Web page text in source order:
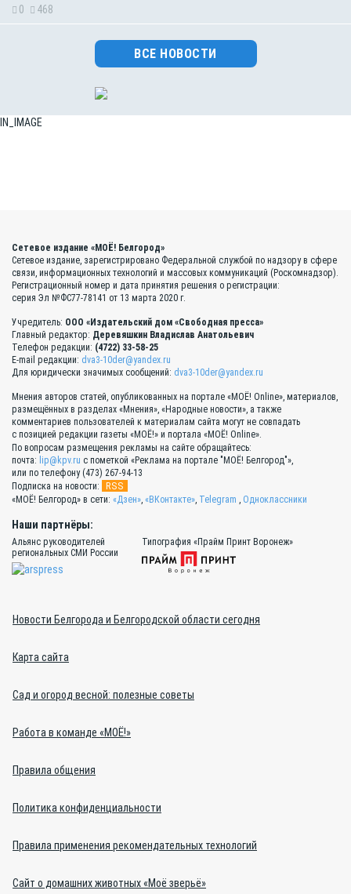
0 468
ВСЕ НОВОСТИ
IN_IMAGE
Сетевое издание «МОЁ! Белгород»
Сетевое издание, зарегистрировано Федеральной службой по надзору в сфере
связи, информационных технологий и массовых коммуникаций (Роскомнадзор).
Регистрационный номер и дата принятия решения о регистрации:
серия Эл №ФС77-78141 от 13 марта 2020 г.
Учредитель: ООО «Издательский дом «Свободная пресса»
Главный редактор: Деревяшкин Владислав Анатольевич
Телефон редакции: (4722) 33-58-25
E-mail редакции: dva3-10der@yandex.ru
Для юридически значимых сообщений: dva3-10der@yandex.ru
Мнения авторов статей, опубликованных на портале «МОЁ! Online», материалов,
размещённых в разделах «Мнения», «Народные новости», а также
комментариев пользователей к материалам сайта могут не совпадать
с позицией редакции газеты «МОЁ!» и портала «МОЁ! Online».
По вопросам размещения рекламы на сайте обращайтесь:
почта: lip@kpv.ru с пометкой «Реклама на портале "МОЁ! Белгород"»,
или по телефону (473) 267-94-13
Подписка на новости:
RSS
«МОЁ! Белгород» в сети: «Дзен», «ВКонтакте», Telegram , Одноклассники
Наши партнёры:
Альянс руководителей
региональных СМИ России
Типография «Прайм Принт Воронеж»
Новости Белгорода и Белгородской области сегодня
Карта сайта
Сад и огород весной: полезные советы
Работа в команде «МОЁ!»
Правила общения
Политика конфиденциальности
Правила применения рекомендательных технологий
Сайт о домашних животных «Моё зверьё»